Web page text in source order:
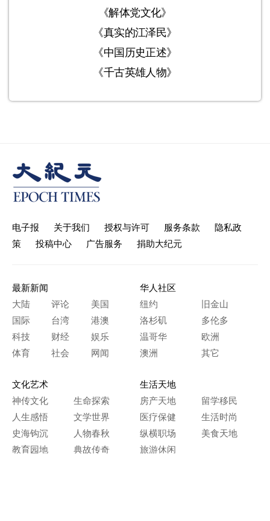
《解体党文化》
《真实的江泽民》
《中国历史正述》
《千古英雄人物》
电子报 关于我们 授权与许可 服务条款
隐私政
策
投稿中心 广告服务 捐助大纪元
最新新闻
大陆
评论
美国
国际
台湾
港澳
科技
财经
娱乐
体育
社会 网闻
华人社区
纽约
旧金山
洛杉矶
多伦多
温哥华
欧洲
澳洲
其它
文化艺术
神传文化
生命探索
人生感悟
文学世界
史海钩沉
人物春秋
教育园地
典故传奇
生活天地
房产天地
留学移民
医疗保健
生活时尚
纵横职场
美食天地
旅游休闲